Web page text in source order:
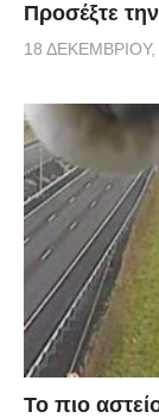
Προσέξτε
18 ΔΕΚΕΜΒΡΊΟΥ,
Το πιο